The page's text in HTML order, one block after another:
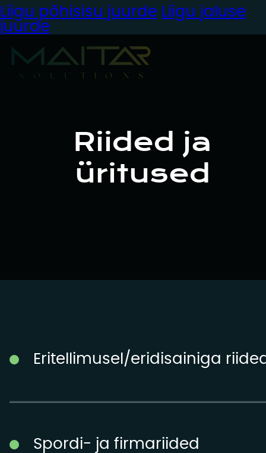
Liigu põhisisu juurde Liigu jaluse
juurde
Riided ja
üritused
Eritellimusel/eridisainiga
Spordi- ja firmariided